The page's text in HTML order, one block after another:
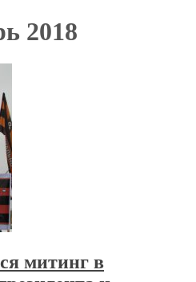
2018
митинг в